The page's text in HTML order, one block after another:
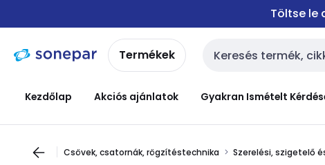
navigációhoztartalomra
Töltse le
Termékek Keresési bemenet
Kezdőlap Akciós ajánlatok Gyakran Ismételt
Csövek, csatornák, rögzítéstechnika Szerelési, szigetelő